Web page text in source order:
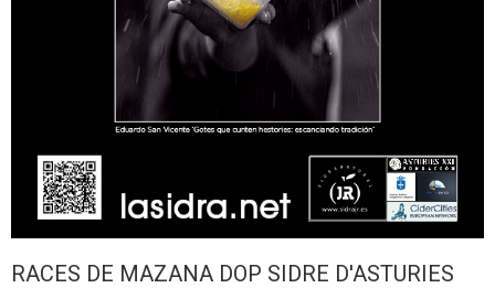
RACES DE MAZANA DOP SIDRE D'ASTURIES